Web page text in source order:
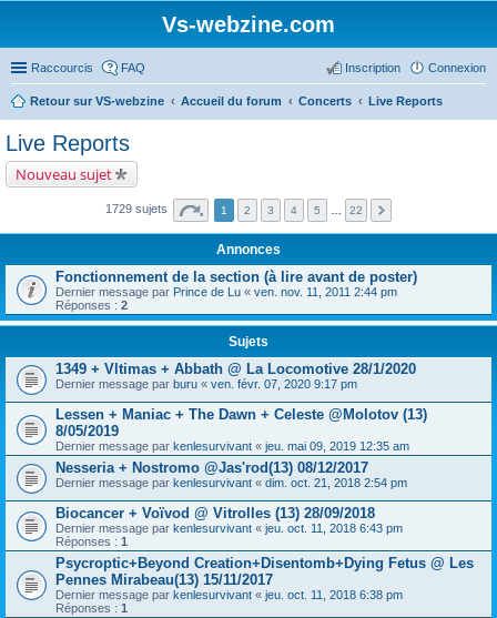
Vs-webzine.com
Raccourcis FAQ Connexion
Inscription
Retour sur VS-webzine Accueil du forum Concerts Live Reports
Live Reports
Nouveau sujet
1729 sujets 1 2 3 4 5 22
Annonces
Fonctionnement de la section (à lire avant de poster)
Dernier message par Prince de Lu « ven. nov. 11, 2011 2:44 pm
Réponses : 2
Sujets
1349 + Vltimas + Abbath @ La Locomotive 28/1/2020
Dernier message par buru « ven. févr. 07, 2020 9:17 pm
Lessen + Maniac + The Dawn + Celeste @Molotov (13)
8/05/2019
Dernier message par kenlesurvivant « jeu. mai 09, 2019 12:35 am
Nesseria + Nostromo @Jas'rod(13) 08/12/2017
Dernier message par kenlesurvivant « dim. oct. 21, 2018 2:54 pm
Biocancer + Voïvod @ Vitrolles (13) 28/09/2018
Dernier message par kenlesurvivant « jeu. oct. 11, 2018 6:43 pm
Réponses : 1
Psycroptic+Beyond Creation+Disentomb+Dying Fetus @ Les
Pennes Mirabeau(13) 15/11/2017
Dernier message par kenlesurvivant « jeu. oct. 11, 2018 6:38 pm
Réponses : 1